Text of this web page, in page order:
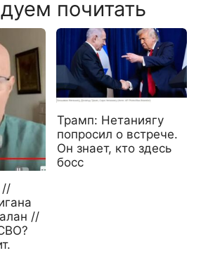
почитать
//
//
Трамп: Нетаниягу
попросил о встрече.
Он знает, кто здесь
босс